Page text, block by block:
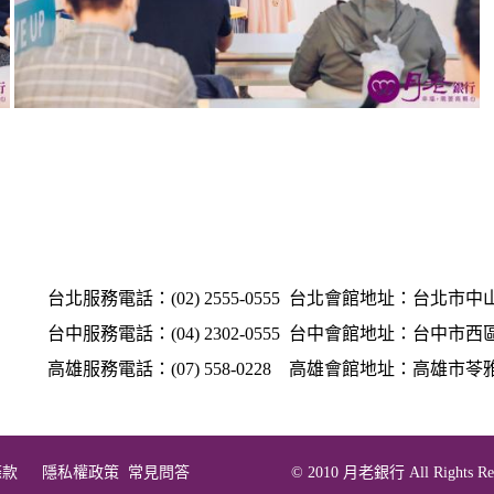
台北服務電話：(02) 2555-0555 台北會館地址：台北市中
台中服務電話：(04) 2302-0555 台中會館地址：台中市西
高雄服務電話：(07) 558-0228
高雄會館地址：高雄市苓
隱私權政策 常見問答 © 2010 月老銀行 All Rights